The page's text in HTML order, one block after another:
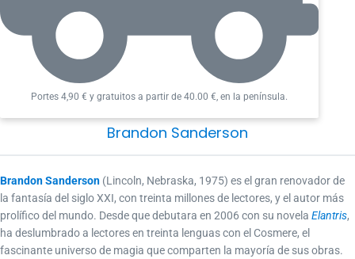
Portes 4,90 € y gratuitos a partir de 40.00 €, en la península.
Brandon Sanderson
Brandon Sanderson (Lincoln, Nebraska, 1975) es el gran renovador de
la fantasía del siglo XXI, con treinta millones de lectores, y el autor más
prolífico del mundo. Desde que debutara en 2006 con su novela Elantris,
ha deslumbrado a lectores en treinta lenguas con el Cosmere, el
fascinante universo de magia que comparten la mayoría de sus obras.